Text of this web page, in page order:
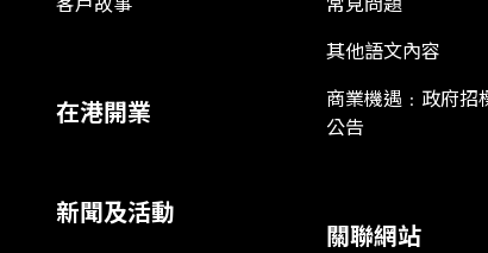
在港開業
新聞及活動
其他語文內容
商業機遇﹕政府招
公告
關聯網站